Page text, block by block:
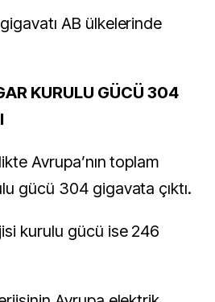
AB ülkelerinde
KURULU GÜCÜ 304
Avrupa’nın toplam
gücü 304 gigavata çıktı.
kurulu gücü ise 246